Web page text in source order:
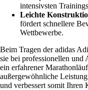
intensivsten
Leichte
fördert schnellere
Wettbewerbe.
Beim Tragen der adidas
sie bei professionellen und
ein erfahrener
außergewöhnliche
und verbessert somit